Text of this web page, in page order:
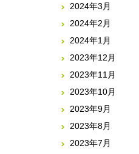
2024年3月
2024年2月
2024年1月
2023年12月
2023年11月
2023年10月
2023年9月
2023年8月
2023年7月